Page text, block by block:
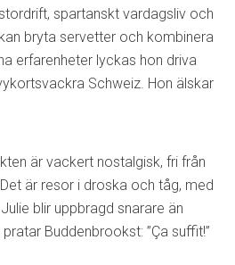
spartanskt vardagsliv och
bryta servetter och kombinera
erfarenheter lyckas hon driva
Schweiz. Hon älskar
är vackert nostalgisk, fri från
är resor i droska och tåg, med
blir uppbragd snarare än
Buddenbrookst: ”Ça suffit!”